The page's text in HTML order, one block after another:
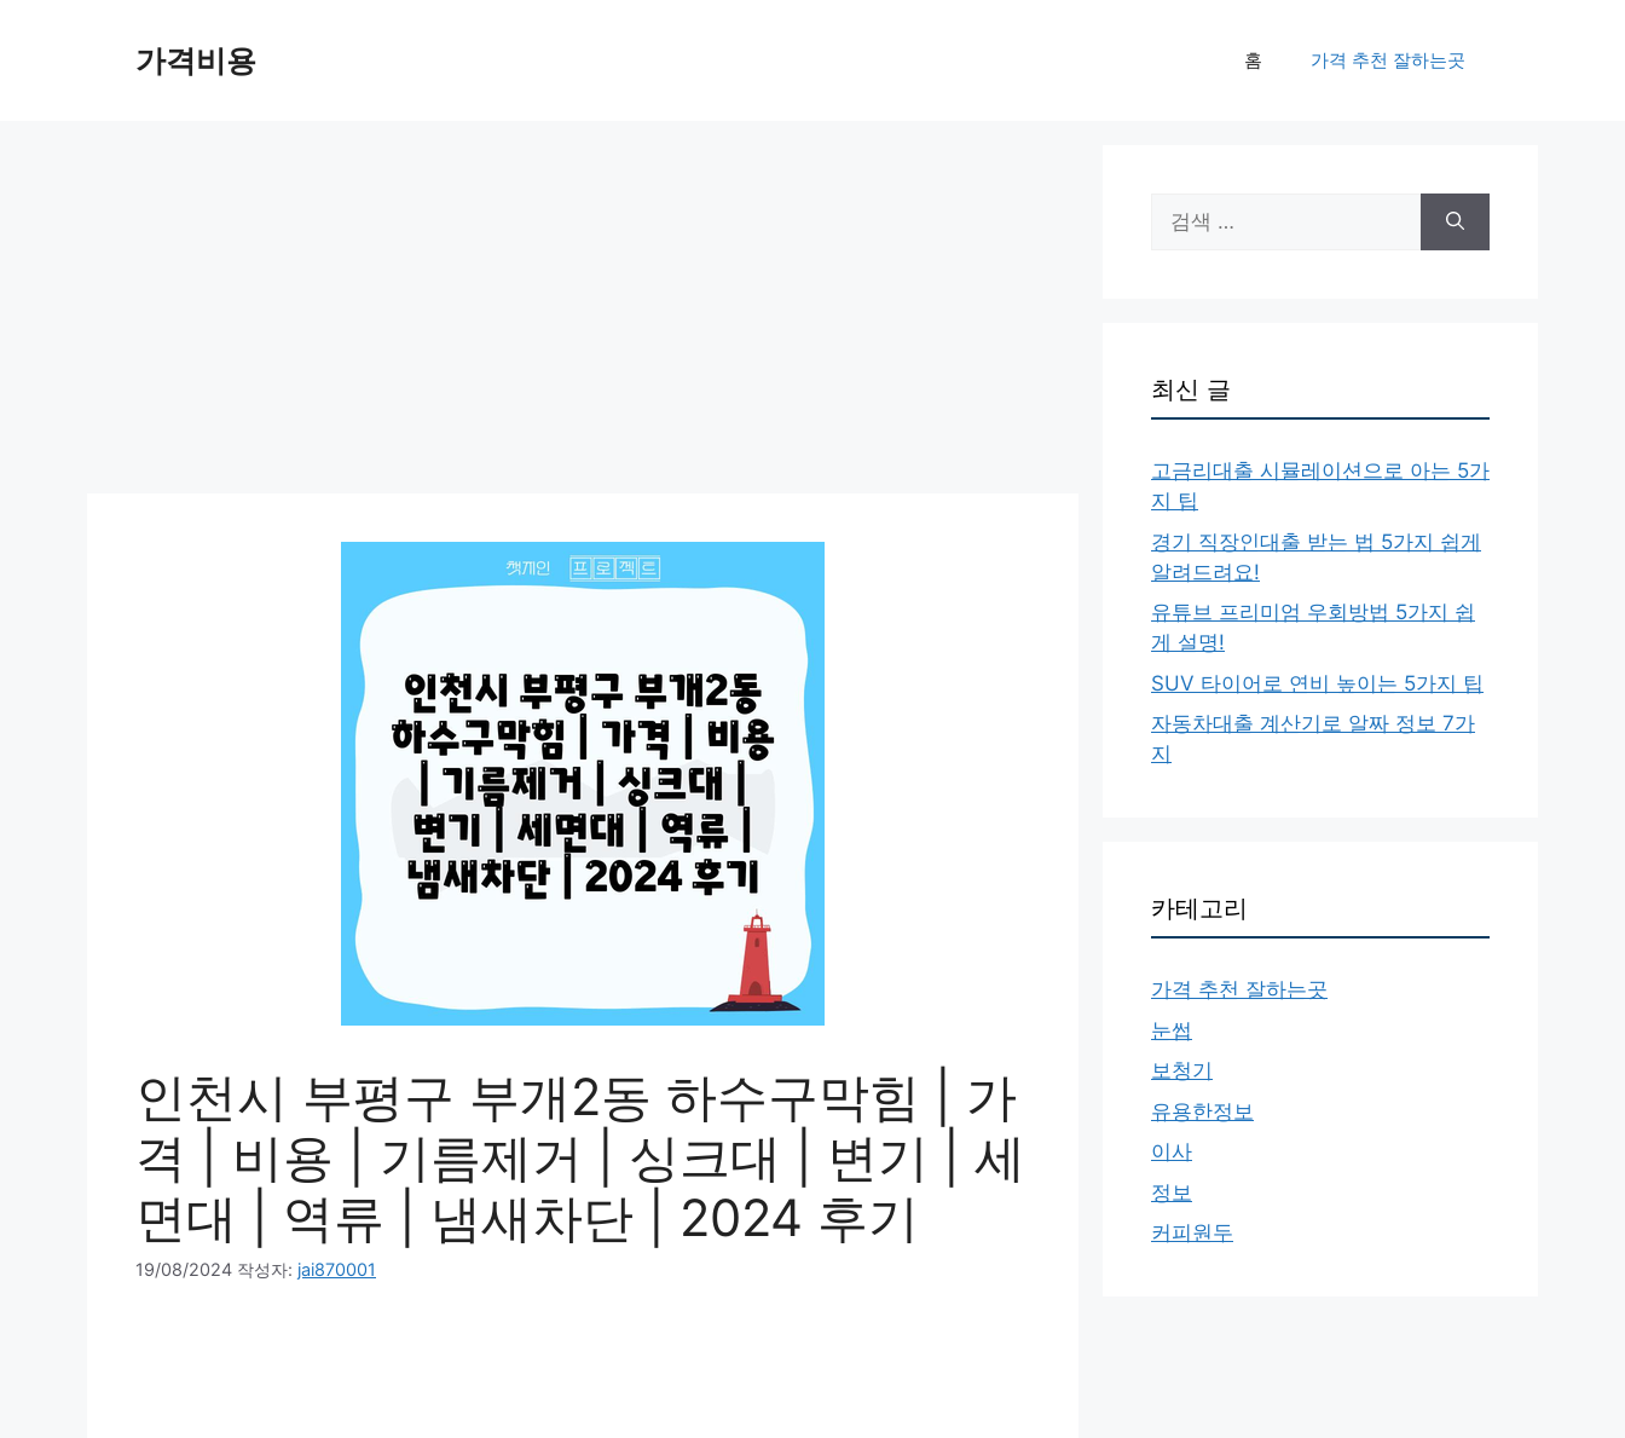
가격비용 홈 가격 추천 잘하는곳
인천시 부평구 부개2동 하수구막힘 | 가
격 | 비용 | 기름제거 | 싱크대 | 변기 | 세
면대 | 역류 | 냄새차단 | 2024 후기
19/08/2024 작성자: jai870001
색:
최신 글
고금리대출 시뮬레이션으로 아는 5가
지 팁
경기 직장인대출 받는 법 5가지 쉽게
알려드려요!
유튜브 프리미엄 우회방법 5가지 쉽
게 설명!
SUV 타이어로 연비 높이는 5가지 팁
자동차대출 계산기로 알짜 정보 7가
지
카테고리
가격 추천 잘하는곳
눈썹
보청기
유용한정보
이사
정보
커피원두